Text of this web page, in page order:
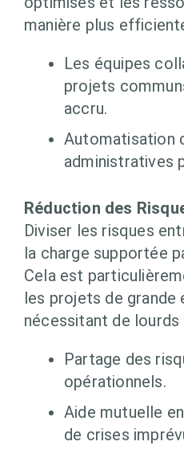
manière plus
Les équipes
projets
accru.
Automatisation
administratives
Réduction des
Diviser les risques
la charge supportée
Cela est
les projets de grande
nécessitant de
Partage des
opérationnels.
Aide mutuelle
de crises